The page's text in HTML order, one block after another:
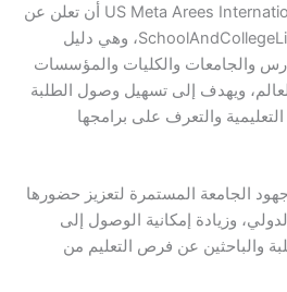
يسر جامعة US Meta Arees International University أن تعلن عن
إدراجها ضمن منصة SchoolAndCollegeListings، وهي دليل
والجامعات والكليات والمؤسسات
ويهدف إلى تسهيل وصول الطلبة
والتعرف على برامجها
الجامعة المستمرة لتعزيز حضورها
وزيادة إمكانية الوصول إلى
والباحثين عن فرص التعليم من